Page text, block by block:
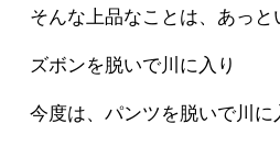
そんな上品なことは、あっと
ズボンを脱いで川に入り
今度は、パンツを脱いで川に